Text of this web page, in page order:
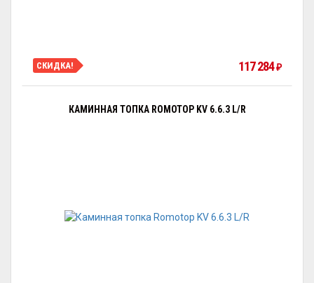
СКИДКА! 117 284₽
КАМИННАЯ ТОПКА ROMOTOP KV 6.6.3 L/R